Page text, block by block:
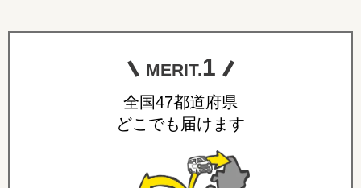
MERIT.1
全国47都道府県
どこでも届けます